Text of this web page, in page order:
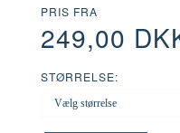
PRIS FRA
249,00
STØRRELSE: